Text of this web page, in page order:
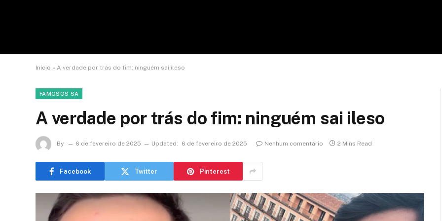
Início » A verdade por trás do fim: ninguém sai ileso
FAMOSOS SA
A verdade por trás do fim: ninguém sai ileso
By 6 de fevereiro de 2025 Updated: 6 de fevereiro de 2025 Nenhum comentário 2 Mins Read
Facebook Twitter Pinterest